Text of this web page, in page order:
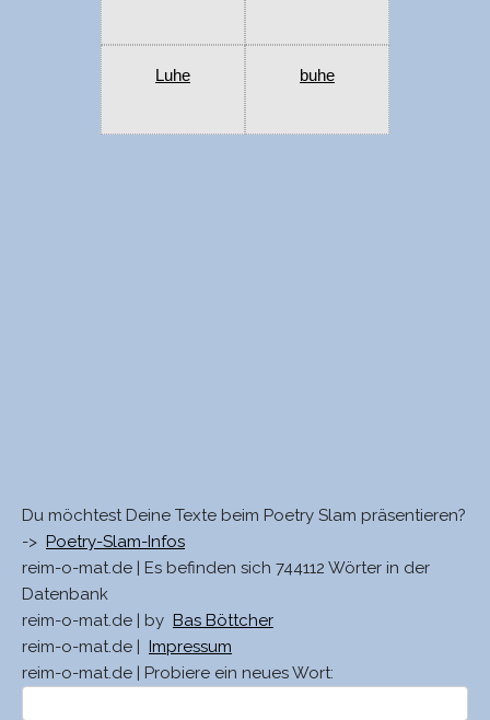
Luhe buhe
Du möchtest Deine Texte beim Poetry Slam präsentieren?
-> Poetry-Slam-Infos
reim-o-mat.de | Es befinden sich 744112 Wörter in der
Datenbank
reim-o-mat.de | by Bas Böttcher
reim-o-mat.de |
Impressum
reim-o-mat.de | Probiere ein neues Wort: